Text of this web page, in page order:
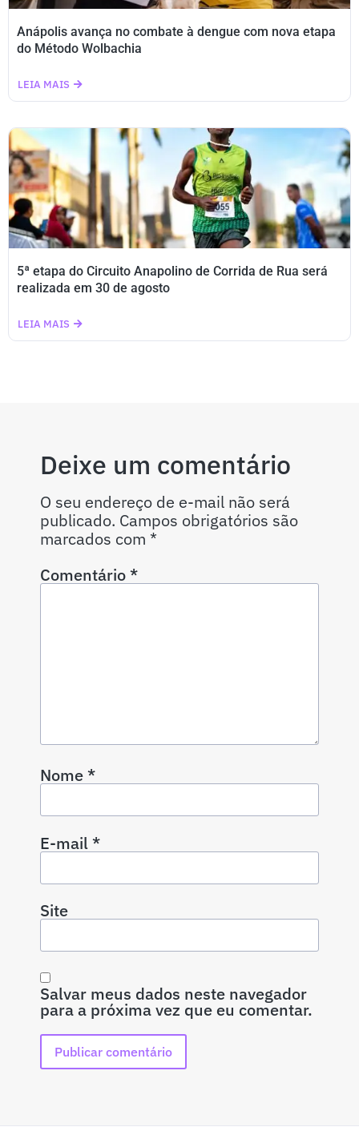
Anápolis avança no combate à dengue com nova etapa
do Método Wolbachia
LEIA MAIS
5ª etapa do Circuito Anapolino de Corrida de Rua será
realizada em 30 de agosto
LEIA MAIS
Deixe um comentário
O seu endereço de e-mail não será
publicado. Campos obrigatórios são
marcados com *
Comentário*
Nome*
E-mail*
Site
Salvar meus dados neste navegador
para a próxima vez que eu comentar.